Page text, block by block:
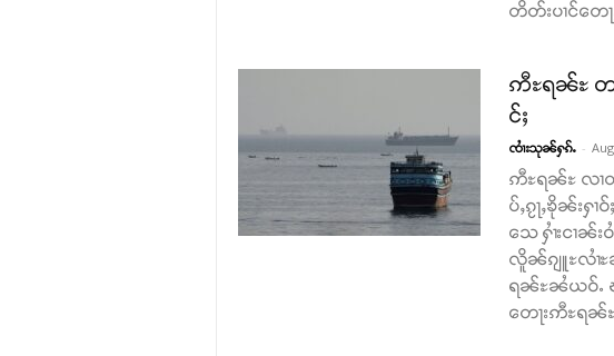
တိတ်းပၢင်တေႃ
ဢီႊရၼ်ႊ တ
င်ႈ
ၸၢႆးသုၼ်ႁၵ်ႉ -
ဢီႊရၼ်ႊ လၢ
ပ်ႇၵႂႃႇၶိုၼ်းႁ
သေ ႁၢႆးငၢၼ်
လိူၼ်ၵျူႊလၢႆႊၼ
ရၼ်ႊၼႆယဝ်ႉ ၾ
တေႃးဢီႊရၼ်